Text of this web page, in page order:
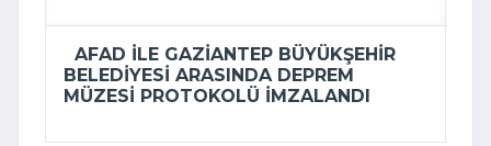
AFAD ILE GAZIANTEP BÜYÜKŞEHIR
BELEDIYESI ARASINDA DEPREM
MÜZESI PROTOKOLÜ IMZALANDI